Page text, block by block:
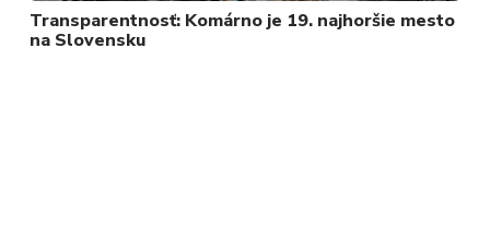
Transparentnosť: Komárno je 19. najhoršie mesto
na Slovensku